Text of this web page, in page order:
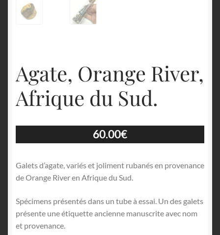
Agate, Orange River,
Afrique du Sud.
60.00€
Galets d’agate, variés et joliment rubanés en provenance
de Orange River en Afrique du Sud.
Spécimens présentés dans un tube à essai. Un des galets
présente une étiquette ancienne manuscrite avec nom
et provenance.